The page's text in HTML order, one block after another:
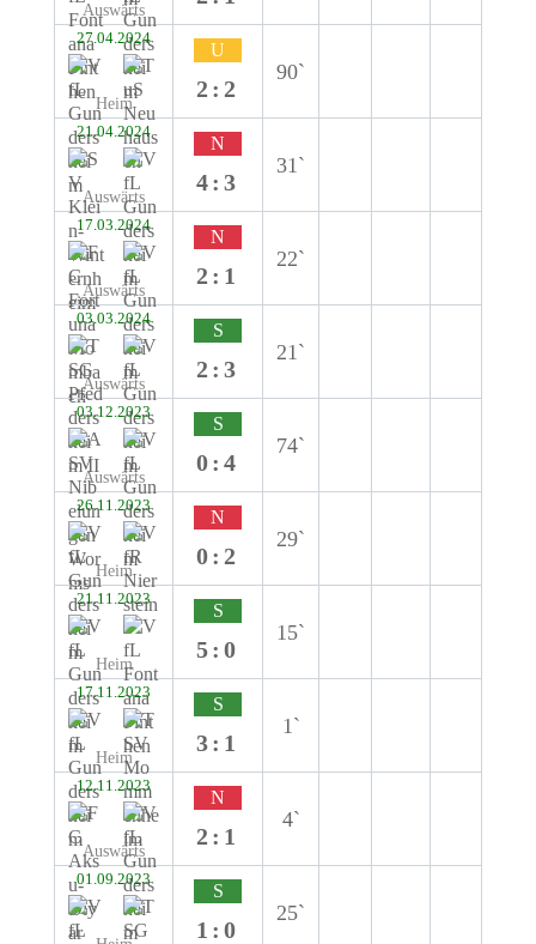
Auswärts
27.04.2024
Heim
U
2:2
90`
21.04.2024
Auswärts
N
4:3
31`
17.03.2024
Auswärts
N
2:1
22`
03.03.2024
Auswärts
S
2:3
21`
03.12.2023
Auswärts
S
0:4
74`
26.11.2023
Heim
N
0:2
29`
21.11.2023
Heim
S
5:0
15`
17.11.2023
Heim
S
3:1
1`
12.11.2023
Auswärts
N
2:1
4`
01.09.2023
S
1:0
25`